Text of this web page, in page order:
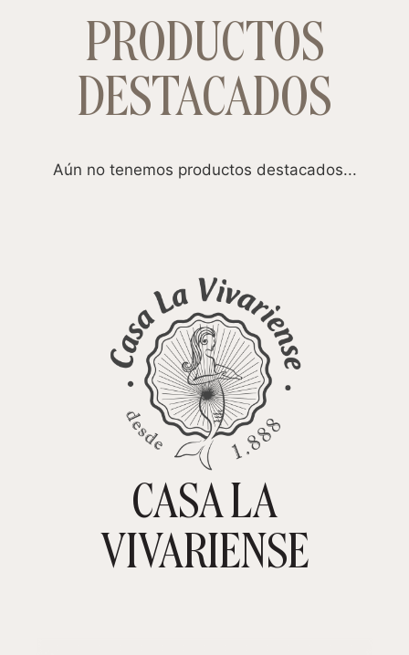
PRODUCTOS
DESTACADOS
Aún no tenemos productos destacados...
TIENDA ONLINECASA LA
VIVARIENSE